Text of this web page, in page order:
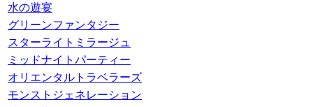
水の遊宴
グリーンファンタジー
スターライトミラージュ
ミッドナイトパーティー
オリエンタルトラベラーズ
モンストジェネレーション